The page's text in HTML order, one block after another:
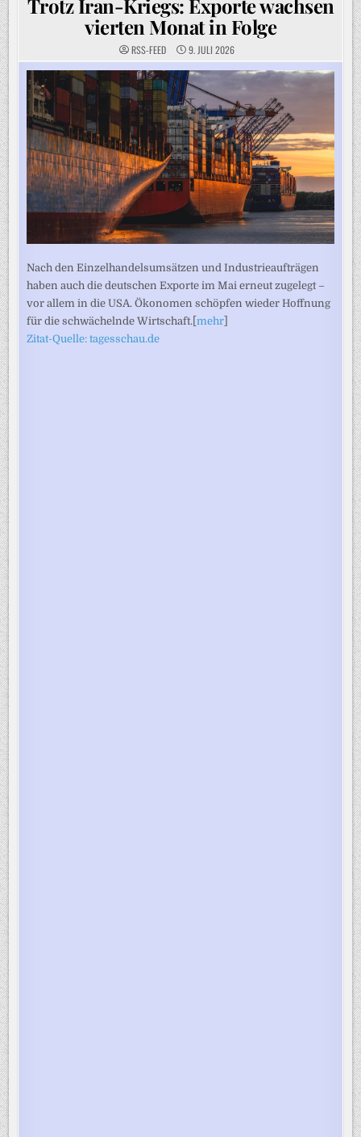
Trotz Iran-Kriegs: Exporte wachsen
vierten Monat in Folge
RSS-FEED 9. JULI 2026
Nach den Einzelhandelsumsätzen und Industrieaufträgen
haben auch die deutschen Exporte im Mai erneut zugelegt –
vor allem in die USA. Ökonomen schöpfen wieder Hoffnung
für die schwächelnde Wirtschaft.[mehr]
Zitat-Quelle: tagesschau.de